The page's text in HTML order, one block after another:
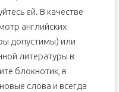
ей. В качестве
английских
допустимы) или
литературы в
блокнотик, в
слова и всегда